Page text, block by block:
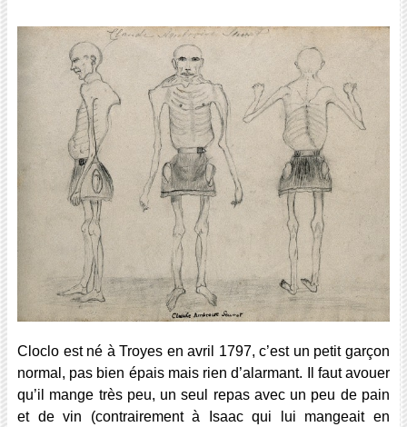
Cloclo est né à Troyes en avril 1797, c’est un petit garçon
normal, pas bien épais mais rien d’alarmant. Il faut avouer
qu’il mange très peu, un seul repas avec un peu de pain
et de vin (contrairement à Isaac qui lui mangeait en